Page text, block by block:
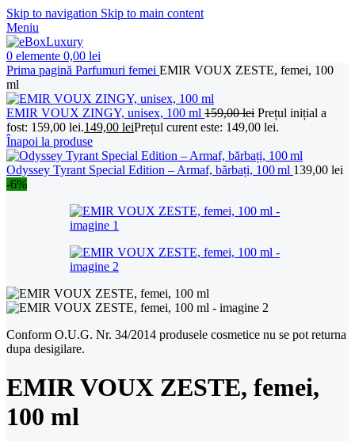
Skip to navigation Skip to main content
Meniu
0 elemente 0,00 lei
Prima pagină Parfumuri femei EMIR VOUX ZESTE, femei, 100
ml
EMIR VOUX ZINGY, unisex, 100 ml 159,00lei Prețul inițial a
fost: 159,00 lei.149,00 leiPrețul curent este: 149,00 lei.
Înapoi la produse
Odyssey Tyrant Special Edition – Armaf, bărbați, 100 ml 139,00 lei
-6%
Conform O.U.G. Nr. 34/2014 produsele cosmetice nu se pot returna
dupa desigilare.
EMIR VOUX ZESTE, femei,
100 ml